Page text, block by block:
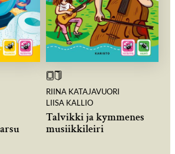
RIINA KATAJAVUORI
LIISA KALLIO
Talvikki ja kymmenes
musiikkileiri